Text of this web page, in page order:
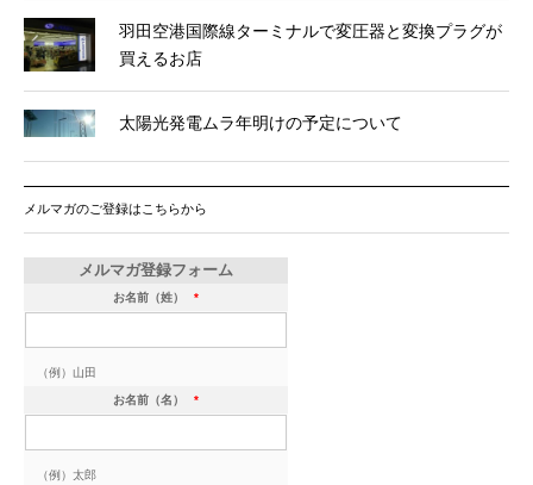
羽田空港国際線ターミナルで変圧器と変換プラグが
買えるお店
太陽光発電ムラ年明けの予定について
メルマガのご登録はこちらから
メルマガ登録フォーム
お名前（姓） *
（例）山田
お名前（名） *
（例）太郎